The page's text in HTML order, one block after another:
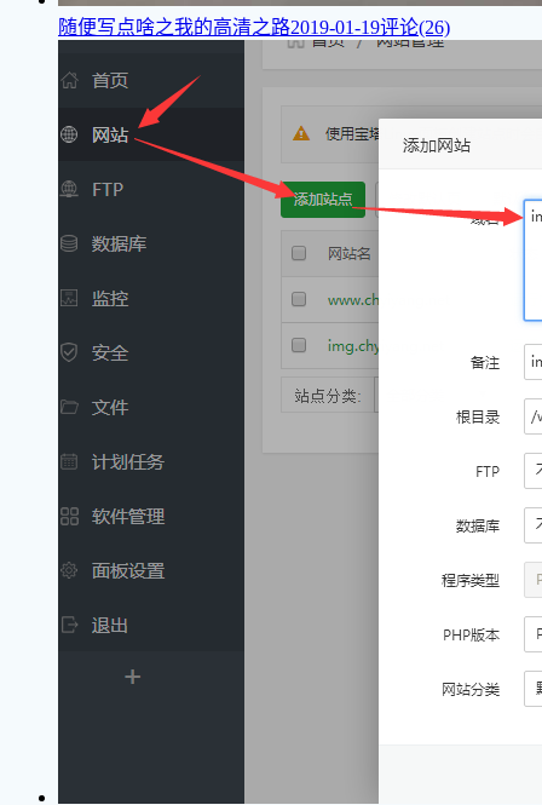
随便写点啥之我的高清之路2019-01-19评论(26)